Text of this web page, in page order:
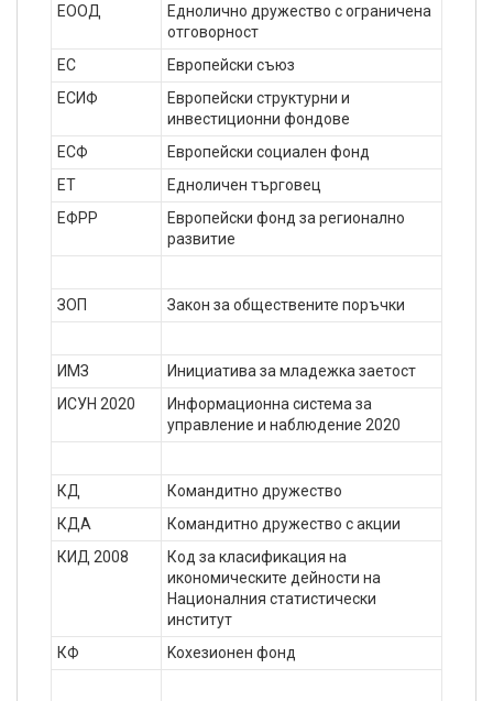
ЕООД
Еднолично дружество с ограничена
отговорност
ЕС
Европейски съюз
ЕСИФ
Европейски структурни и
инвестиционни фондове
ЕСФ
Европейски социален фонд
ЕТ
Едноличен търговец
ЕФРР
Европейски фонд за регионално
развитие
ЗОП Закон за обществените поръчки
ИМЗ
Инициатива за младежка заетост
ИСУН 2020
Информационна система за
управление и наблюдение 2020
КД
Командитно дружество
КДА
Командитно дружество с акции
КИД 2008
Код за класификация на
икономическите дейности на
Националния статистически
институт
КФ
Koхезионен фонд